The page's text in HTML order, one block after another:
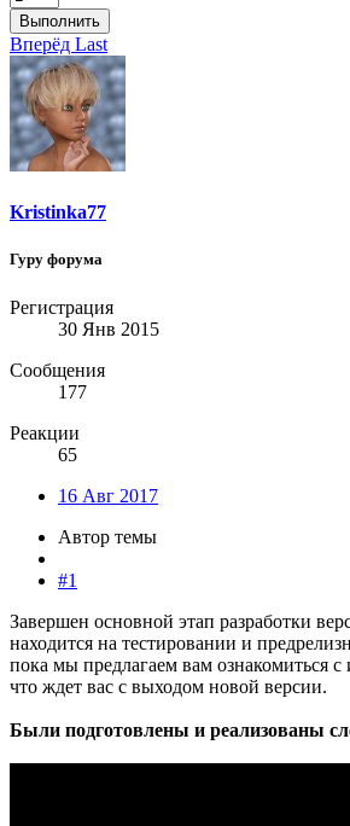
Выполнить
Вперёд Last
Kristinka77
Гуру форума
Регистрация
30 Янв 2015
Сообщения
177
Реакции
65
16 Авг 2017
Автор темы
#1
Завершен основной этап разработки
находится на тестировании и
пока мы предлагаем вам ознакомиться
что ждет вас с выходом новой версии.
Были подготовлены и реализованы